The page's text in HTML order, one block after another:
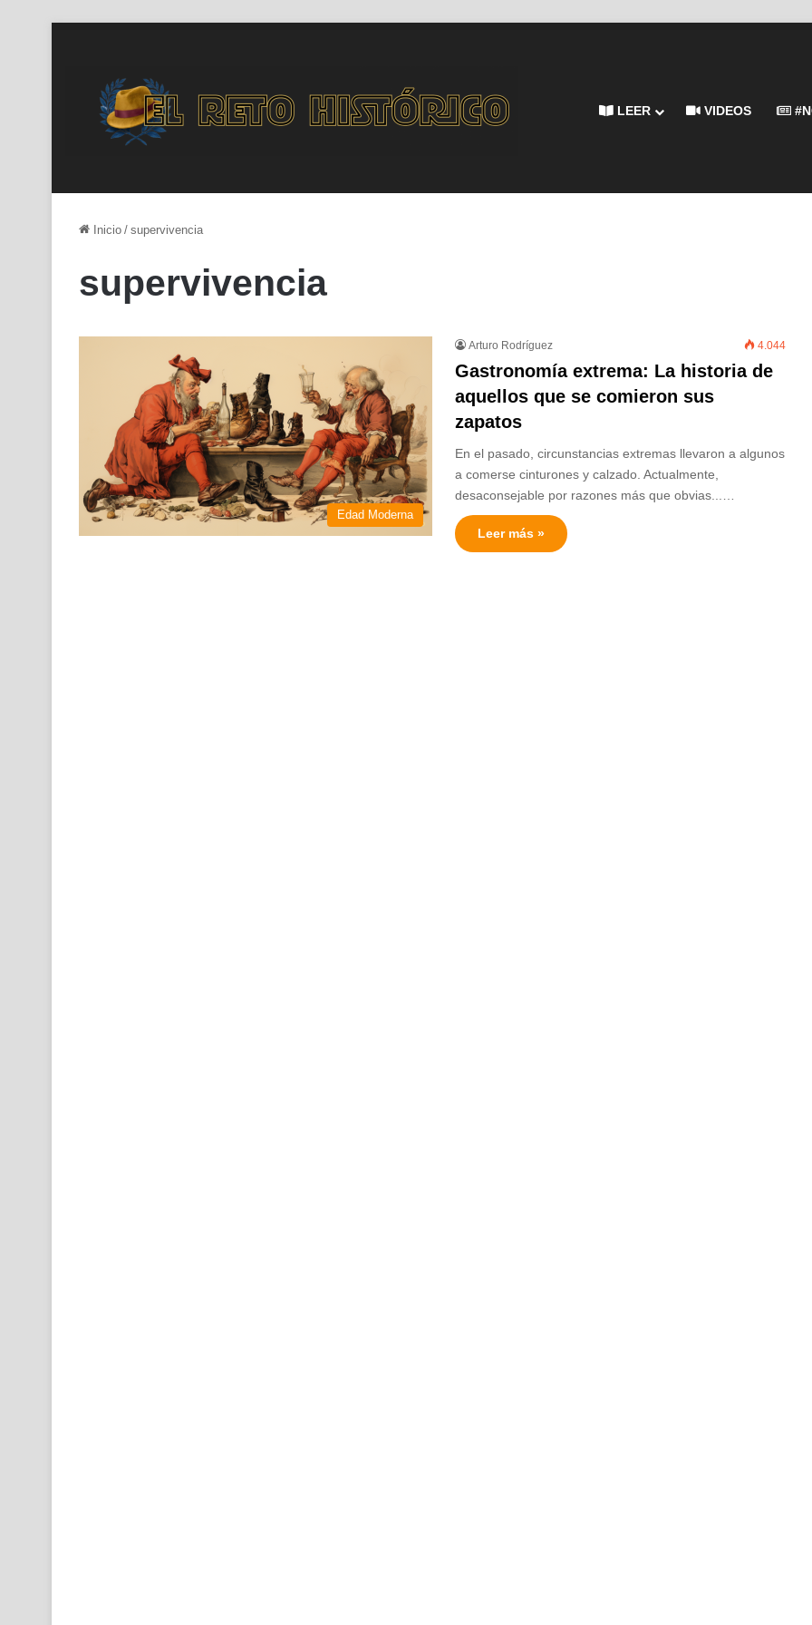
LEER VIDEOS
Inicio / supervivencia
supervivencia
Edad Moderna
Arturo Rodríguez 4.044
Gastronomía extrema: La historia de
aquellos que se comieron sus
zapatos
En el pasado, circunstancias extremas llevaron a algunos
a comerse cinturones y calzado. Actualmente,
desaconsejable por razones más que obvias...…
Leer más »